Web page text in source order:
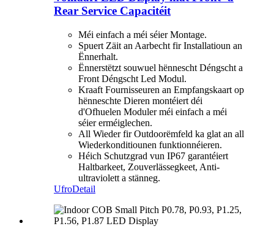
Rear Service Capacitéit
Méi einfach a méi séier Montage.
Spuert Zäit an Aarbecht fir Installatioun an
Ënnerhalt.
Ënnerstëtzt souwuel hënnescht Déngscht a
Front Déngscht Led Modul.
Kraaft Fournisseuren an Empfangskaart op
hënneschte Dieren montéiert déi
d'Ofhuelen Moduler méi einfach a méi
séier erméiglechen.
All Wieder fir Outdoorëmfeld ka glat an all
Wiederkonditiounen funktionnéieren.
Héich Schutzgrad vun IP67 garantéiert
Haltbarkeet, Zouverlässegkeet, Anti-
ultraviolett a stänneg.
UfroDetail